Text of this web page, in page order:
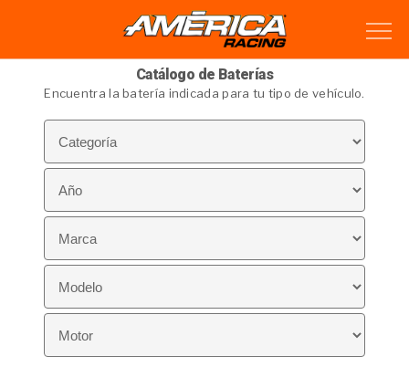
Catálogo de Baterías
Encuentra la batería indicada para tu tipo de vehículo.